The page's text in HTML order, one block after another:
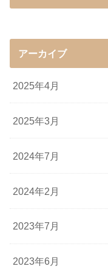
アーカイブ
2025年4月
2025年3月
2024年7月
2024年2月
2023年7月
2023年6月